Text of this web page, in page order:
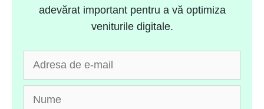
adevărat important pentru a vă optimiza
veniturile digitale.